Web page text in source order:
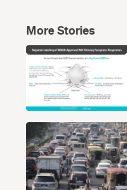
More Stories